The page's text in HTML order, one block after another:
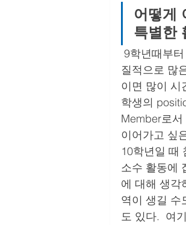
어떻게
특별한
9학년때부
질적으로 많
이면 많이 시
학생의
Member로
이어가고 싶
10학년일 때
소수 활동에
에 대해 생각
역이 생길 수
도 있다.  여